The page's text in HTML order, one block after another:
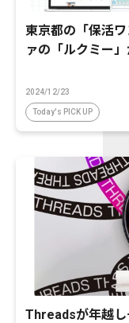
東京都の「保活
ァの「ルクミー
2024/12/23
Today's PICK UP
Threadsが年越し